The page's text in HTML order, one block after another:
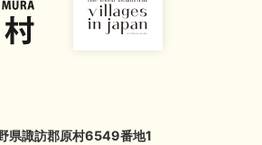
県諏訪郡原村6549番地1